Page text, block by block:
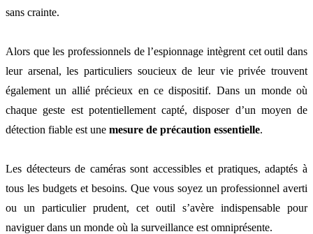
sans crainte.
Alors que les professionnels de l’espionnage intègrent cet outil dans
leur arsenal, les particuliers soucieux de leur vie privée trouvent
également un allié précieux en ce dispositif. Dans un monde où
chaque geste est potentiellement capté, disposer d’un moyen de
détection fiable est une mesure de précaution essentielle.
Les détecteurs de caméras sont accessibles et pratiques, adaptés à
tous les budgets et besoins. Que vous soyez un professionnel averti
ou un particulier prudent, cet outil s’avère indispensable pour
naviguer dans un monde où la surveillance est omniprésente.